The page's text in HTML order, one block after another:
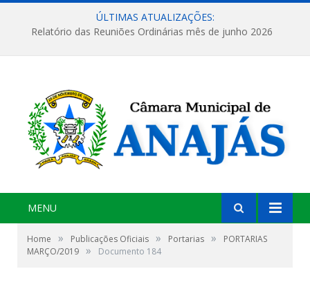
ÚLTIMAS ATUALIZAÇÕES:
Relatório das Reuniões Ordinárias mês de junho 2026
MENU
Home » Publicações Oficiais » Portarias »
PORTARIAS
MARÇO/2019 » Documento 184